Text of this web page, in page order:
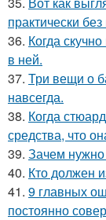
практически без
36. Когда
в ней.
37. Три вещи о
навсегда.
38. Когда
средства, что
39. Зачем
40. Кто должен
41. 9 главных
постоянно